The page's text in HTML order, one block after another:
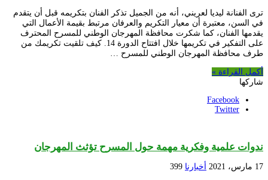
ترى الفنانة ليديا لعريني، أنه من الجميل تذكر الفنان بتكريمه قبل أن يتقدم
في السن، معتبرة أن معيار التكريم والعرفان مرتبط بقيمة الأعمال التي
يقدمها الفنان، كما شكرت محافظة المهرجان الوطني للمسرح المحترف
على التفكير في تكريمها خلال افتتاح الدورة 14. كيف تلقيت تكريمك من
طرف محافظة المهرجان الوطني للمسرح …
أكمل القراءة »
شاركها
Facebook
Twitter
ندوات علمية وفكرية مهمة حول المسرح تؤثث المهرجان
17 مارس، 2021 أخبارنا 399